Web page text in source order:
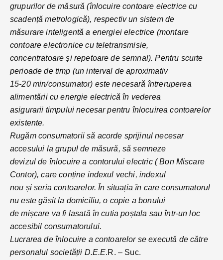
grupurilor de măsură (înlocuire contoare electrice cu
scadență metrologică), respectiv un sistem de
măsurare inteligentă a energiei electrice (montare
contoare electronice cu teletransmisie,
concentratoare și repetoare de semnal). Pentru scurte
perioade de timp (un interval de aproximativ
15-20 min/consumator) este necesară întreruperea
alimentării cu energie electrică în vederea
asigurarii timpului necesar pentru înlocuirea contoarelor
existente.
Rugăm consumatorii să acorde sprijinul necesar
accesului la grupul de măsură, să semneze
devizul de înlocuire a contorului electric ( Bon Miscare
Contor), care conține indexul vechi, indexul
nou și seria contoarelor. În situația în care consumatorul
nu este găsit la domiciliu, o copie a bonului
de mișcare va fi lasată în cutia poștala sau într-un loc
accesibil consumatorului.
Lucrarea de înlocuire a contoarelor se execută de către
personalul societății D.E.E.R. – Suc.